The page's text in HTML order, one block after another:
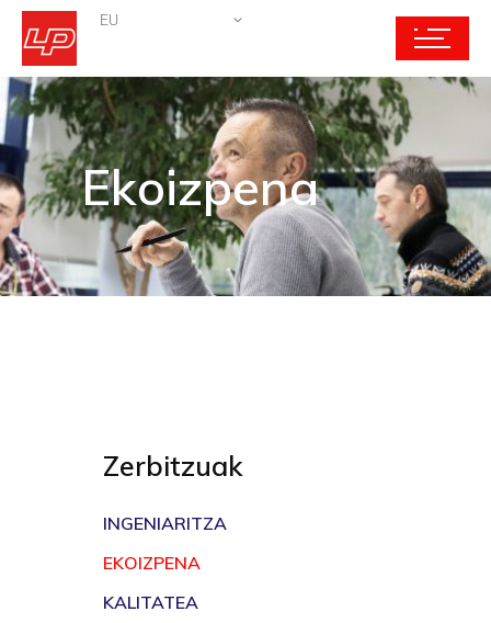
EU
Ekoizpena
Zerbitzuak
INGENIARITZA
EKOIZPENA
KALITATEA